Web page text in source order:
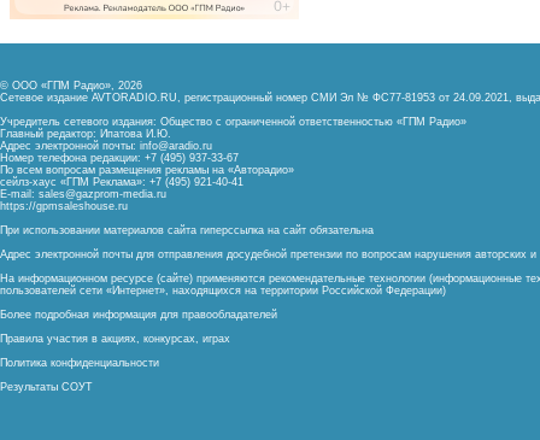
© ООО «ГПМ Радио», 2026
Сетевое издание AVTORADIO.RU, регистрационный номер СМИ Эл № ФС77-81953 от 24.09.2021,
Учредитель сетевого издания: Общество с ограниченной ответственностью «ГПМ Радио»
Главный редактор: Ипатова И.Ю.
Адрес электронной почты: info@aradio.ru
Номер телефона редакции: +7 (495) 937-33-67
По всем вопросам размещения рекламы на «Авторадио»
сейлз-хаус «ГПМ Реклама»: +7 (495) 921-40-41
E-mail: sales@gazprom-media.ru
https://gpmsaleshouse.ru
При использовании материалов сайта гиперссылка на сайт обязательна
Адрес электронной почты для отправления досудебной претензии по вопросам нарушения авторских
На информационном ресурсе (сайте) применяются рекомендательные технологии (информационные
пользователей сети «Интернет», находящихся на территории Российской Федерации)
Более подробная информация для правообладателей
Правила участия в акциях, конкурсах, играх
Политика конфиденциальности
Результаты СОУТ